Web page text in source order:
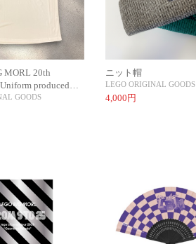
MORL 20th
produced…
GOODS
ニット帽
LEGO ORIGINAL GOODS
4,000円